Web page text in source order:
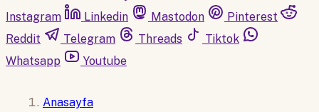
Instagram
Linkedin Mastodon
Pinterest
Reddit
Telegram Threads
Tiktok
Whatsapp
Youtube
Anasayfa